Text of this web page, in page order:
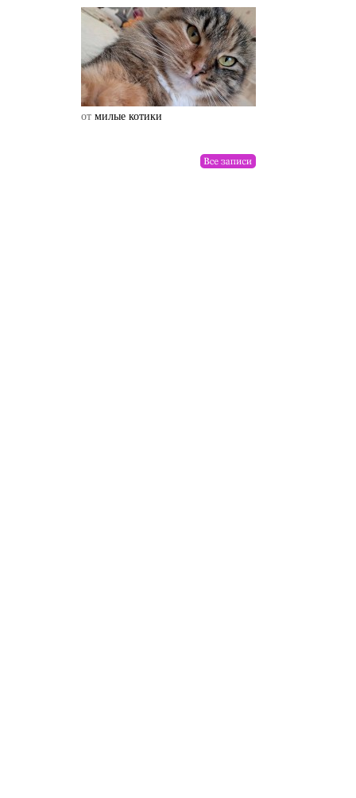
от милые котики